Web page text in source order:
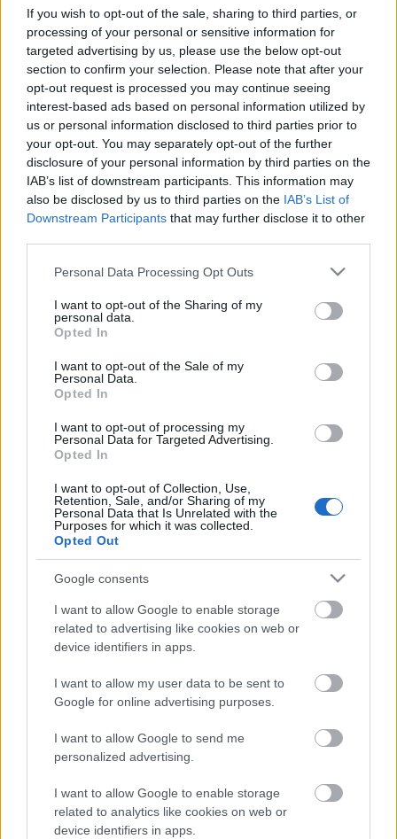
If you wish to opt-out of the sale, sharing to third parties, or
processing of your personal or sensitive information for
targeted advertising by us, please use the below opt-out
section to confirm your selection. Please note that after your
opt-out request is processed you may continue seeing
interest-based ads based on personal information utilized by
us or personal information disclosed to third parties prior to
your opt-out. You may separately opt-out of the further
disclosure of your personal information by third parties on the
IAB’s list of downstream participants. This information may
also be disclosed by us to third parties on the IAB’s List of
Downstream Participants that may further disclose it to other
Please note that this website/app uses one or more Google
not limited to your visit or usage behaviour. You may click to
grant or deny consent to Google and its third-party tags to
use your data for below specified purposes in below Google
consent section.
Personal Data Processing Opt Outs
I want to opt-out of the Sharing of my
personal data.
Opted In
I want to opt-out of the Sale of my
Personal Data.
Opted In
I want to opt-out of processing my
Personal Data for Targeted Advertising.
Opted In
I want to opt-out of Collection, Use,
Retention, Sale, and/or Sharing of my
Personal Data that Is Unrelated with the
Purposes for which it was collected.
Opted Out
Google consents
I want to allow Google to enable storage
related to advertising like cookies on web or
device identifiers in apps.
I want to allow my user data to be sent to
Google for online advertising purposes.
I want to allow Google to send me
personalized advertising.
I want to allow Google to enable storage
related to analytics like cookies on web or
device identifiers in apps.
só, bors, 1 mokkáskanál kakukkfű, fél
mokkáskanál majoránna, egy csipet
pirospaprika
A felaprított hagymát az olajon pároljuk
üvegesre, majd pirítsuk meg rajta a darabokra
vágott gombát.
Fűszerezzük, és amikor levet eresztett, adjuk
hozzá a felaprított körtét, és öntsük fel egy kicsit
több vízzel, mint ami ellepi.
Amíg fő a gomba, a tejfölben turmixoljuk el a
kicsitadunk hozzá a levesből, elkeverjük, majd
beleöntjük az egészet a fazékba.
Amint felforrt, zárjuk el, botmixerrel dolgozzuk
el, és az sem baj, ha nem teljesen sima, hanem
maradnak benne kisebb-nagyobb darabok.
Jó étvágyat!
Egy kattintás, és nem maradsz le a további receptekről:
Címkék:körte leves dió gomba gluténmentes
magyaros
laktózmentes vegán
Ajánlott bejegyzések: